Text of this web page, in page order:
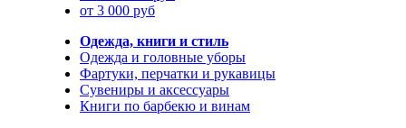
от 3 000 руб
Одежда, книги и стиль
Одежда и головные уборы
Фартуки, перчатки и рукавицы
Сувениры и аксессуары
Книги по барбекю и винам